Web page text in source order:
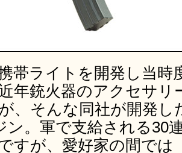
帯ライトを開発し当時
年銃火器のアクセサ
、そんな同社が開発し
ン。軍で支給される30
すが、愛好家の間では